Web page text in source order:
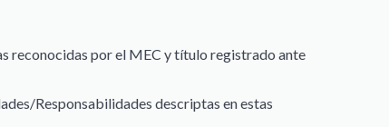
reconocidas por el MEC y título registrado ante
Responsabilidades descriptas en estas